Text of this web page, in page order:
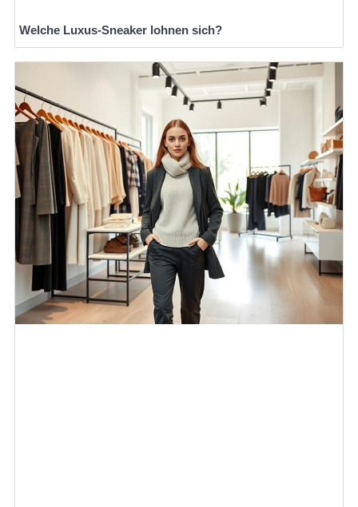
Welche Luxus-Sneaker lohnen sich?